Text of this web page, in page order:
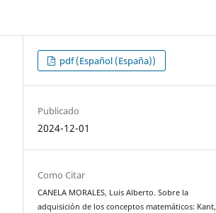
pdf (Español (España))
Publicado
2024-12-01
Como Citar
CANELA MORALES, Luis Alberto. Sobre la
adquisición de los conceptos matemáticos: Kant,